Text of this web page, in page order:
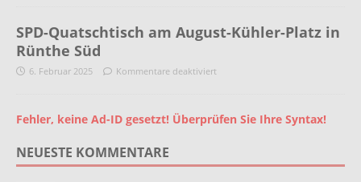
SPD-Quatschtisch am August-Kühler-Platz in
Rünthe Süd
6. Februar 2025 Kommentare deaktiviert
Fehler, keine Ad-ID gesetzt! Überprüfen Sie Ihre Syntax!
NEUESTE KOMMENTARE